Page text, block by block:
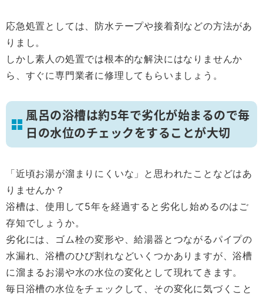
応急処置としては、防水テープや接着剤などの方法があ
りまし。
しかし素人の処置では根本的な解決にはなりませんか
ら、すぐに専門業者に修理してもらいましょう。
風呂の浴槽は約5年で劣化が始まるので毎
日の水位のチェックをすることが大切
「近頃お湯が溜まりにくいな」と思われたことなどはあ
りませんか？
浴槽は、使用して5年を経過すると劣化し始めるのはご
存知でしょうか。
劣化には、ゴム栓の変形や、給湯器とつながるパイプの
水漏れ、浴槽のひび割れなどいくつかありますが、浴槽
に溜まるお湯や水の水位の変化として現れてきます。
毎日浴槽の水位をチェックして、その変化に気づくこと